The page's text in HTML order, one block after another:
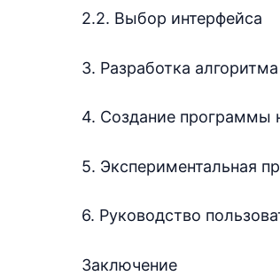
2.2. Выбор интерфейса
3. Разработка
4. Создание программы
5. Экспериментальная
6. Руководство
Заключение